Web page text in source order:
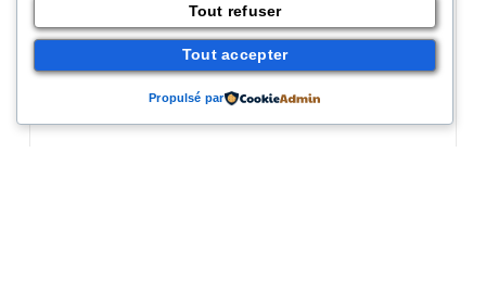
ladepeche.fr/
Tout refuser
Tout accepter
Propulsé par